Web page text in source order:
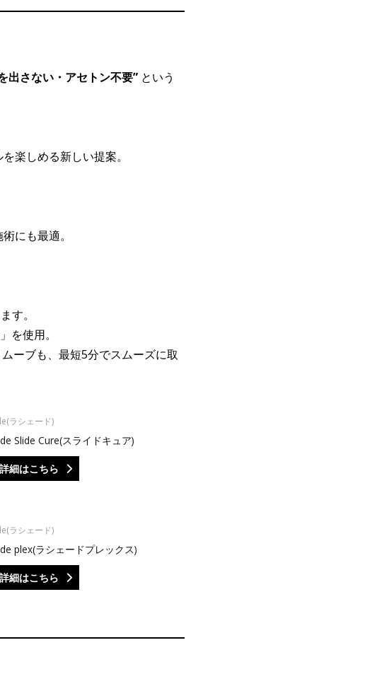
出さない・アセトン不要” という
楽しめる新しい提案。
にも最適。
す。
を使用。
ーブも、最短5分でスムーズに取
ラシェード)
Slide Cure(スライドキュア)
細はこちら
ラシェード)
plex(ラシェードプレックス)
細はこちら